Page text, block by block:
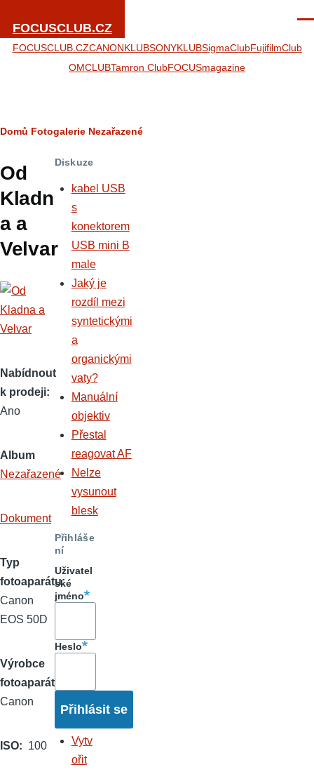
FOCUSCLUB.CZ
FOCUSCLUB.CZCANONKLUBSONYKLUBSigmaClubFujifilmClub
OMCLUBTamron ClubFOCUSmagazine
Drobečková
navigace
Domů Fotogalerie Nezařazené
Od
Kladn
a a
Velvar
Nabídnout
k prodeji
Ano
Album
Nezařazené
Dokument
Typ
fotoaparátu
Canon
EOS 50D
Výrobce
fotoaparátu
Canon
ISO 100
Diskuze
kabel USB
s
konektorem
USB mini B
male
Jaký je
rozdíl mezi
syntetickými
a
organickými
vaty?
Manuální
objektiv
Přestal
reagovat AF
Nelze
vysunout
blesk
Přihláše
ní
Uživatel
ské
jméno
Heslo
Vytv
ořit